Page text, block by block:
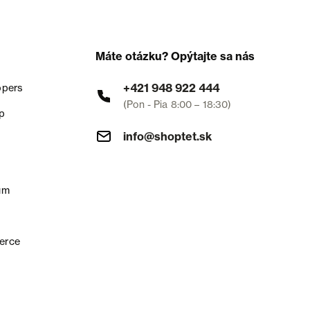
Máte otázku? Opýtajte sa nás
+421 948 922 444
(Pon - Pia 8:00 – 18:30)
info@shoptet.sk